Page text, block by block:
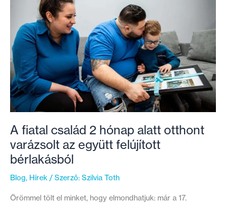
lakásunkat
A fiatal család 2 hónap alatt otthont
varázsolt az együtt felújított
bérlakásból
Blog, Hírek / Szerző: Szilvia Toth
Örömmel tölt el minket, hogy elmondhatjuk: már a 17.